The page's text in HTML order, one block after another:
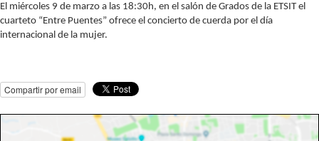
El miércoles 9 de marzo a las 18:30h, en el salón de Grados de la ETSIT el
cuarteto “Entre Puentes” ofrece el concierto de cuerda por el día
internacional de la mujer.
Compartir por email